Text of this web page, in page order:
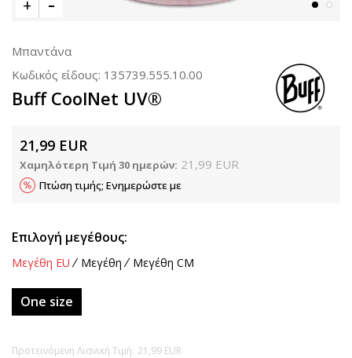
Μπαντάνα
Κωδικός είδους: 135739.555.10.00
Buff CoolNet UV®
21,99 EUR
Χαμηλότερη Τιμή 30 ημερών: 21,99 EUR
Πτώση τιμής; Ενημερώστε με
Επιλογή μεγέθους:
Μεγέθη EU Μεγέθη Μεγέθη CM
One size
Προτεινόμενη Λιανική Τιμή: 21,99 EUR